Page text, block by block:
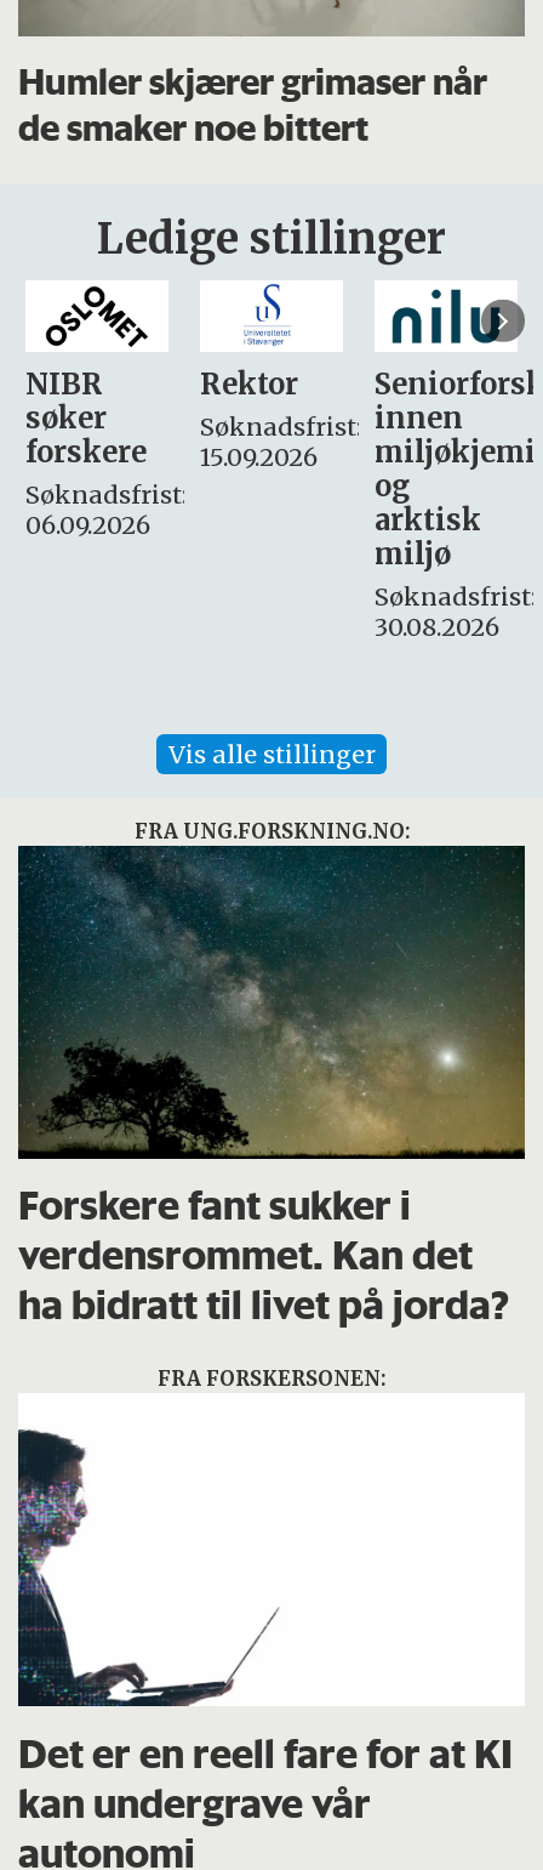
Humler skjærer grimaser når
de smaker noe bittert
Ledige stillinger
Rektor
Søknadsfrist:
15.09.2026
Seniorforsker
innen
miljøkjemi
søker
– fast
Søknadsfrist:
16. august.
Vis alle stillinger
FRA UNG.FORSKNING.NO:
Forskere fant sukker i
verdensrommet. Kan det
ha bidratt til livet på jorda?
FRA FORSKERSONEN:
Det er en reell fare for at KI
kan undergrave vår
autonomi